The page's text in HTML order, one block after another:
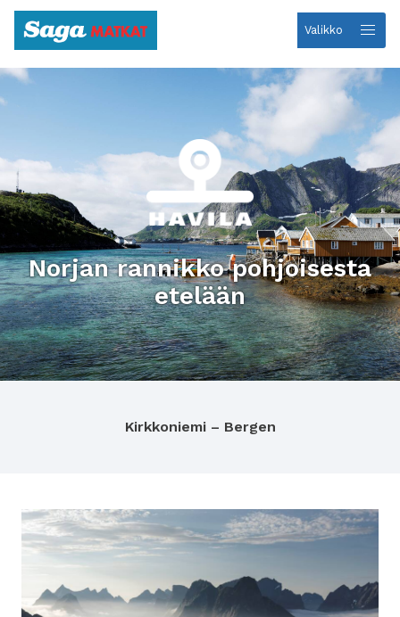
Etusivulle
Valikko
Norjan rannikko pohjoisesta
etelään
Kirkkoniemi – Bergen